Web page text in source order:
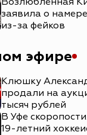
заявила о
из-за фейков
эфире
Клюшку
продали на
тысяч рублей
В Уфе
19-летний